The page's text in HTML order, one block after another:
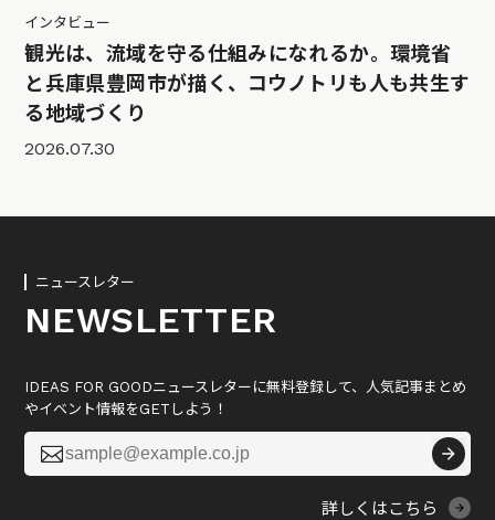
インタビュー
観光は、流域を守る仕組みになれるか。環境省
と兵庫県豊岡市が描く、コウノトリも人も共生す
る地域づくり
2026.07.30
ニュースレター
NEWSLETTER
IDEAS FOR GOODニュースレターに無料登録して、人気記事まとめ
やイベント情報をGETしよう！

詳しくはこちら